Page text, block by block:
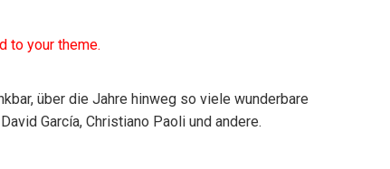
to your theme.
über die Jahre hinweg so viele wunderbare
García, Christiano Paoli und andere.